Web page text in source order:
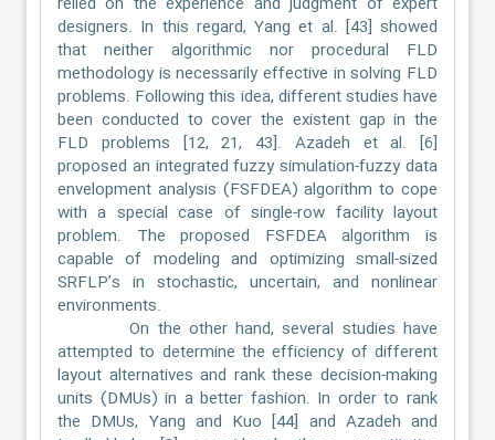
designers. In this regard, Yang et al. [43] showed
that neither algorithmic nor procedural FLD
methodology is necessarily effective in solving FLD
problems. Following this idea, different studies have
been conducted to cover the existent gap in the
FLD problems [12, 21, 43]. Azadeh et al. [6]
proposed an integrated fuzzy simulation-fuzzy data
envelopment analysis (FSFDEA) algorithm to cope
with a special case of single-row facility layout
problem. The proposed FSFDEA algorithm is
capable of modeling and optimizing small-sized
SRFLP’s in stochastic, uncertain, and nonlinear
environments.
On the other hand, several studies have
attempted to determine the efficiency of different
layout alternatives and rank these decision-making
units (DMUs) in a better fashion. In order to rank
the DMUs, Yang and Kuo [44] and Azadeh and